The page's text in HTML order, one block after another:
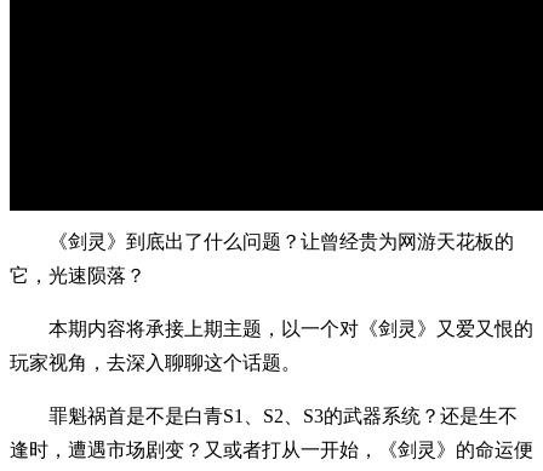
《剑灵》到底出了什么问题？让曾经贵为网游天花板的
它，光速陨落？
本期内容将承接上期主题，以一个对《剑灵》又爱又恨的
玩家视角，去深入聊聊这个话题。
罪魁祸首是不是白青S1、S2、S3的武器系统？还是生不
逢时，遭遇市场剧变？又或者打从一开始，《剑灵》的命运便